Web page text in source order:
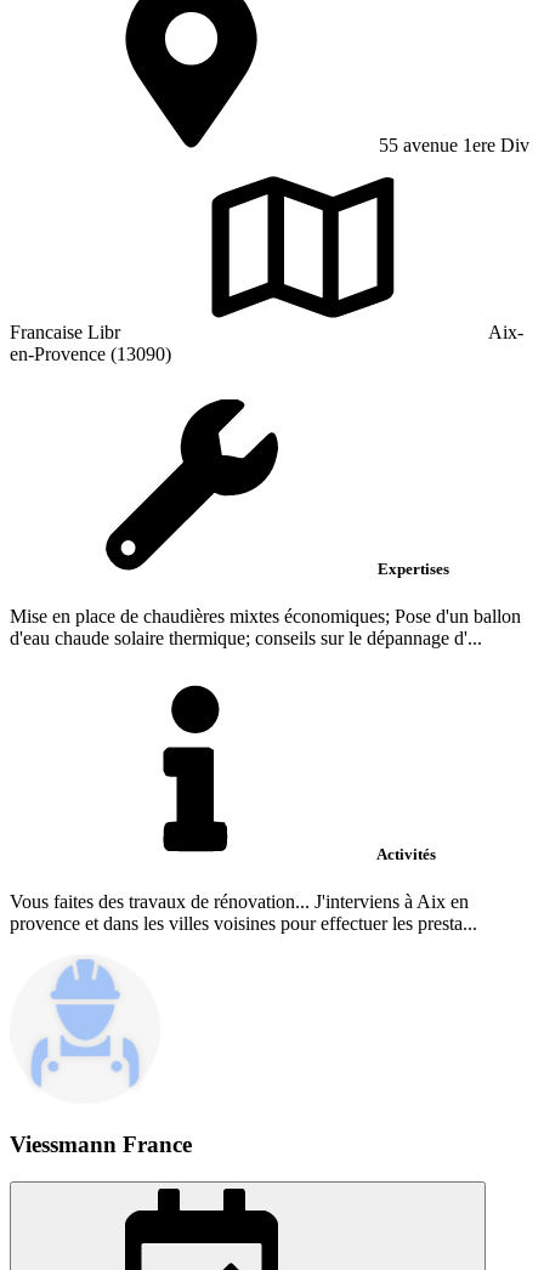
55 avenue 1ere Div
Francaise Libr
Aix-
en-Provence (13090)
Expertises
Mise en place de chaudières mixtes économiques; Pose d'un ballon
d'eau chaude solaire thermique; conseils sur le dépannage d'...
Activités
Vous faites des travaux de rénovation... J'interviens à Aix en
provence et dans les villes voisines pour effectuer les presta...
Viessmann France